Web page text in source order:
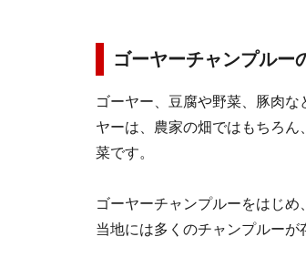
ゴーヤーチャンプル
ゴーヤー、豆腐や野菜、豚肉
ヤーは、農家の畑ではもちろ
菜です。
ゴーヤーチャンプルーをはじめ
当地には多くのチャンプルーが